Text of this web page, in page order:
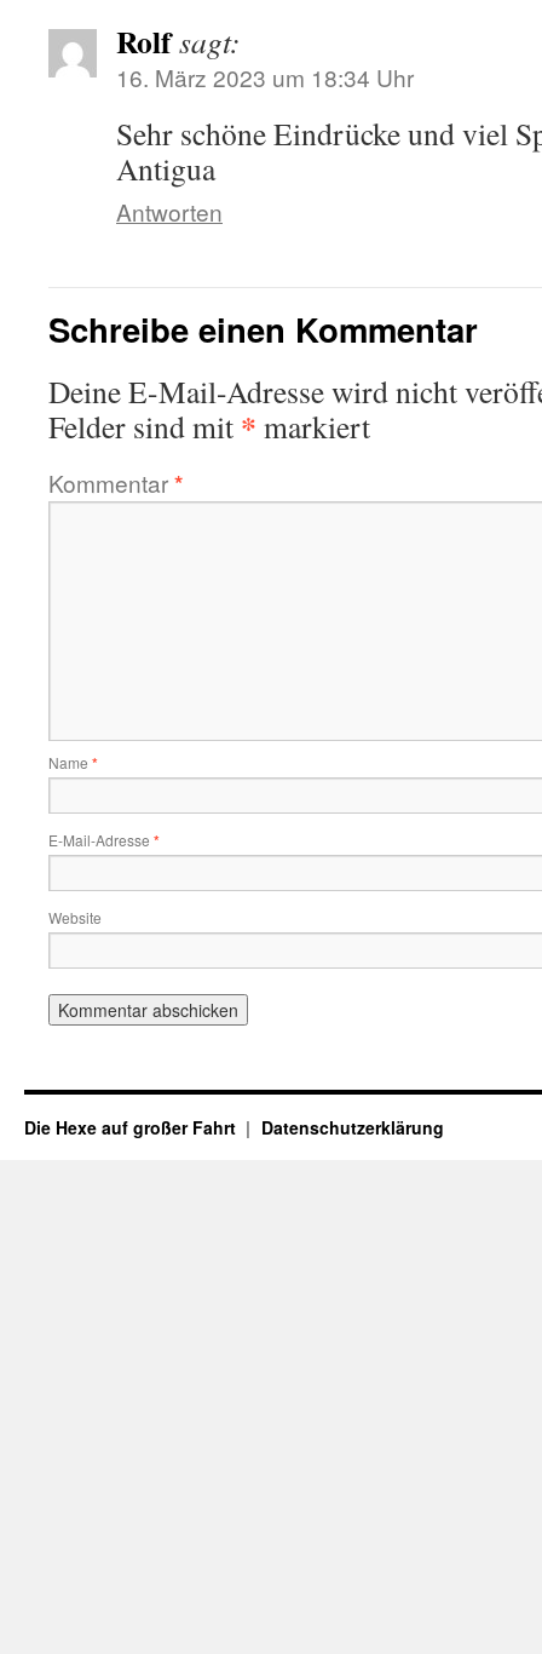
Rolfsagt:
16. März 2023 um 18:34 Uhr
Sehr schöne Eindrücke und viel
Antigua
Antworten
Schreibe einen Kommentar
Deine E-Mail-Adresse wird nicht
Felder sind mit * markiert
Kommentar*
Name *
E-Mail-Adresse *
Website
Die Hexe auf großer Fahrt Datenschutzerklärung